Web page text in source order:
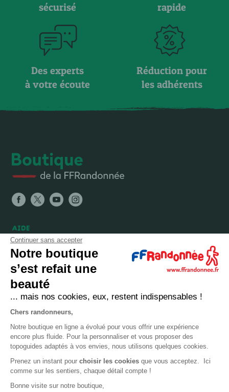
sécurisé
rapide
Des experts
à votre écoute
Réduction pour
les adhérents
AIDE
FAQ
Expéditions, livraisons et retours
Nous contacter
Qui sommes-nous ?
Comment devenir adhérent ?
CGV et politique de confidentialité
Cookies
Continuer sans accepter
Notre boutique
s’est refait une
beauté
... mais nos cookies, eux, restent indispensables !
Chers randonneurs,
Notre boutique en ligne a évolué pour vous offrir une expérience
encore plus fluide. Pour la personnaliser et vous proposer des
topoguides adaptés à vos envies, nous utilisons quelques cookies.
Prenez un instant pour choisir les cookies que vous acceptez. Ici
comme sur les sentiers, chaque détail compte !
Bonne visite sur notre boutique,